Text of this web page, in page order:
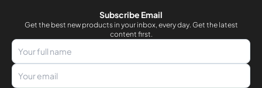
Subscribe Email
Get the best new products in your inbox, every day. Get the latest
content first.